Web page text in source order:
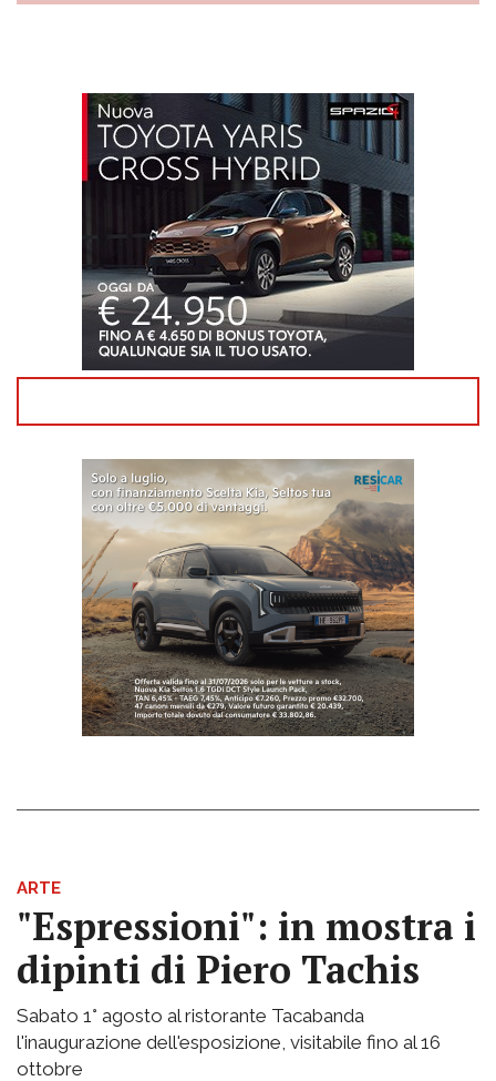
ARTE
"Espressioni": in mostra i
dipinti di Piero Tachis
Sabato 1° agosto al ristorante Tacabanda
l'inaugurazione dell'esposizione, visitabile fino al 16
ottobre